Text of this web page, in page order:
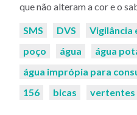
que não alteram a cor e o
Palavras-
SMS DVS Vigilância
poço
água água
água imprópia para
156
bicas vertentes